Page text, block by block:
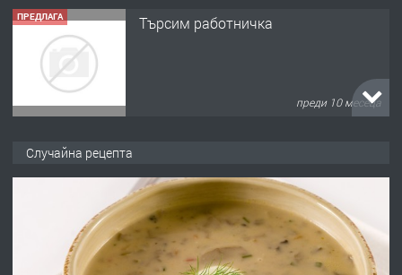
ПРЕДЛАГА Търсим работничка
преди 10 месеца
преди 1 година
Работа за общи работници
Случайна рецепта